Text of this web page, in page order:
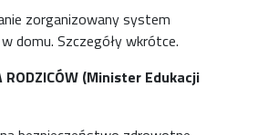
zorganizowany system
domu. Szczegóły wkrótce.
RODZICÓW (Minister Edukacji